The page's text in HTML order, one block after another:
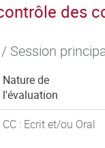
des
Session
Nature de
l'évaluation
CC : Ecrit et/ou Oral